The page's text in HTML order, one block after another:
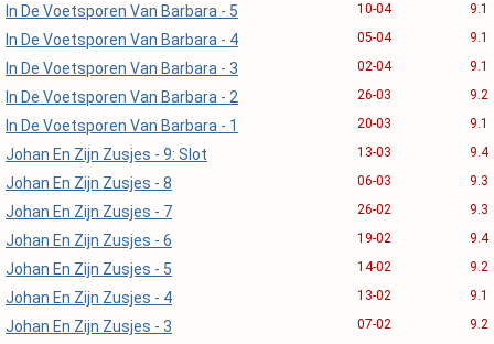
In De Voetsporen Van Barbara - 5 10-04 9.1
In De Voetsporen Van Barbara - 4 05-04 9.1
In De Voetsporen Van Barbara - 3 02-04 9.1
In De Voetsporen Van Barbara - 2 26-03 9.2
In De Voetsporen Van Barbara - 1 20-03 9.1
Johan En Zijn Zusjes - 9: Slot 13-03 9.4
Johan En Zijn Zusjes - 8 06-03 9.3
Johan En Zijn Zusjes - 7 26-02 9.3
Johan En Zijn Zusjes - 6 19-02 9.4
Johan En Zijn Zusjes - 5 14-02 9.2
Johan En Zijn Zusjes - 4 13-02 9.1
Johan En Zijn Zusjes - 3 07-02 9.2